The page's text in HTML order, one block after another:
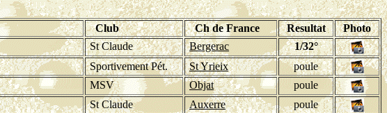
Club Ch de France Resultat
Photo
St Claude Bergerac
1/32°
Sportivement Pét. St Yrieix
poule
MSV Objat
poule
St Claude Auxerre
poule